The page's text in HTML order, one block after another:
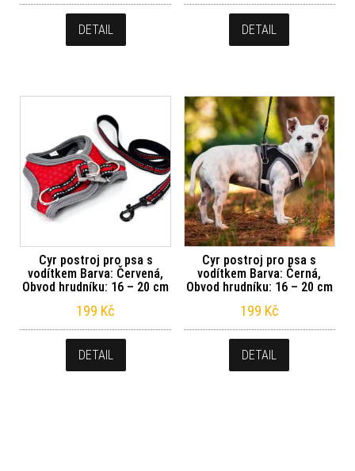
DETAIL DETAIL
Cyr postroj pro psa s
vodítkem Barva: Červená,
Obvod hrudníku: 16 – 20 cm
199 Kč
DETAIL
Cyr postroj pro psa s
vodítkem Barva: Černá,
Obvod hrudníku: 16 – 20 cm
199 Kč
DETAIL